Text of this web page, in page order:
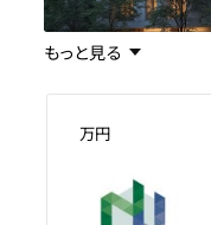
もっと見る
万円